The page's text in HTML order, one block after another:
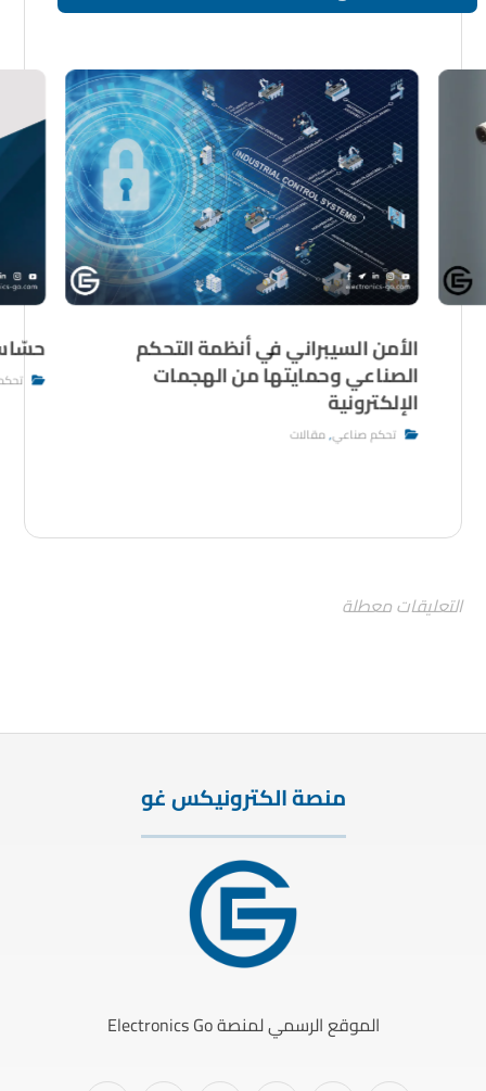
الأمن السيبراني في أنظمة التحكم
الصناعي وحمايتها من الهجمات
الإلكترونية
تحكم صناعي,مقالات
التعليقات معطلة
منصة الكترونيكس غو
الموقع الرسمي لمنصة Electronics Go